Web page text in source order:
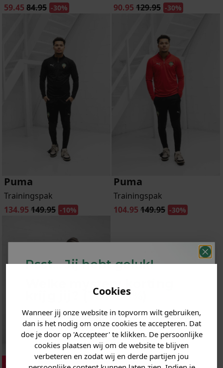
Cookies
Wanneer jij onze website in topvorm wilt gebruiken,
dan is het nodig om onze cookies te accepteren. Dat
doe je door op 'Accepteer' te klikken. De persoonlijke
cookies plaatsen wij om de website te blijven
verbeteren en zodat wij en derde partijen jou
59.45 84.95 -30%
90.95 129.95 -30%
Puma
Trainingspak
134.95 149.95 -10%
Puma
Trainingspak
104.95 149.95 -30%
Psst... Jij hebt geluk!
Welke mystery
krijg jij? (Tot-30%
Vertel ons waar je naar op
zoek bent. 👇
Heren kleding